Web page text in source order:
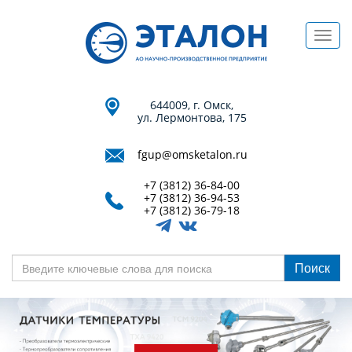
644009, г. Омск,
ул. Лермонтова, 175
fgup@omsketalon.ru
+7 (3812) 36-84-00
+7 (3812) 36-94-53
+7 (3812) 36-79-18
ключевые
слова
для
Поиск